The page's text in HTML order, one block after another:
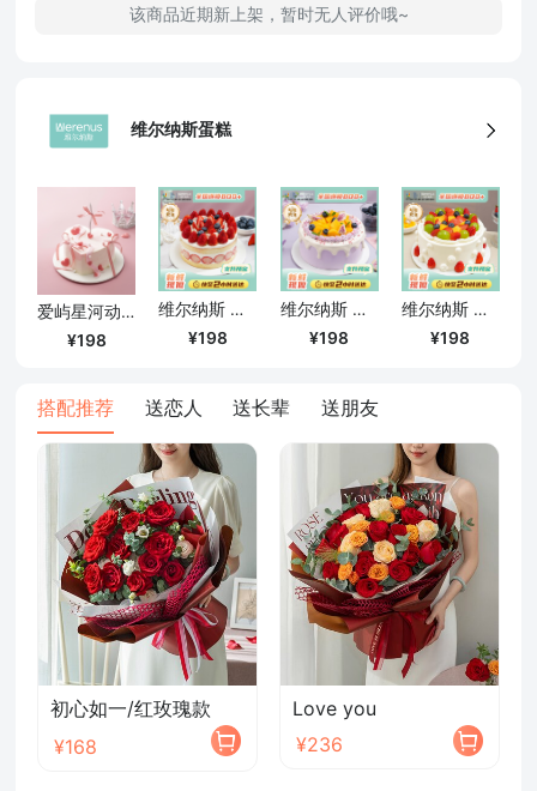
该商品近期新上架，暂时无人评价哦~
维尔纳斯蛋糕
爱屿星河动物奶油蛋糕/6英寸
198
维尔纳斯 草莓大满贯动物奶油生日蛋糕/6英寸
198
维尔纳斯 斑斓之梦动物奶油生日蛋糕/6英寸
198
维尔纳斯 水果多巴胺动物奶油生日蛋糕/6英寸
198
搭配推荐 送恋人 送长辈 送朋友
初心如一/红玫瑰款
¥168
Love you
¥236